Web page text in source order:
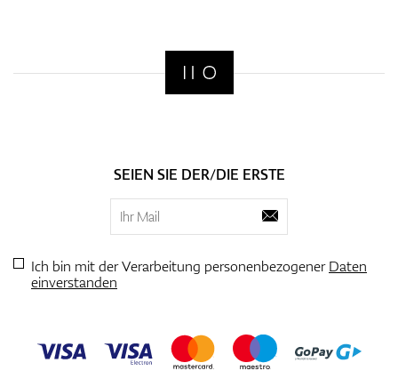
SEIEN SIE DER/DIE ERSTE
Ich bin mit der Verarbeitung personenbezogenerDaten
einverstanden